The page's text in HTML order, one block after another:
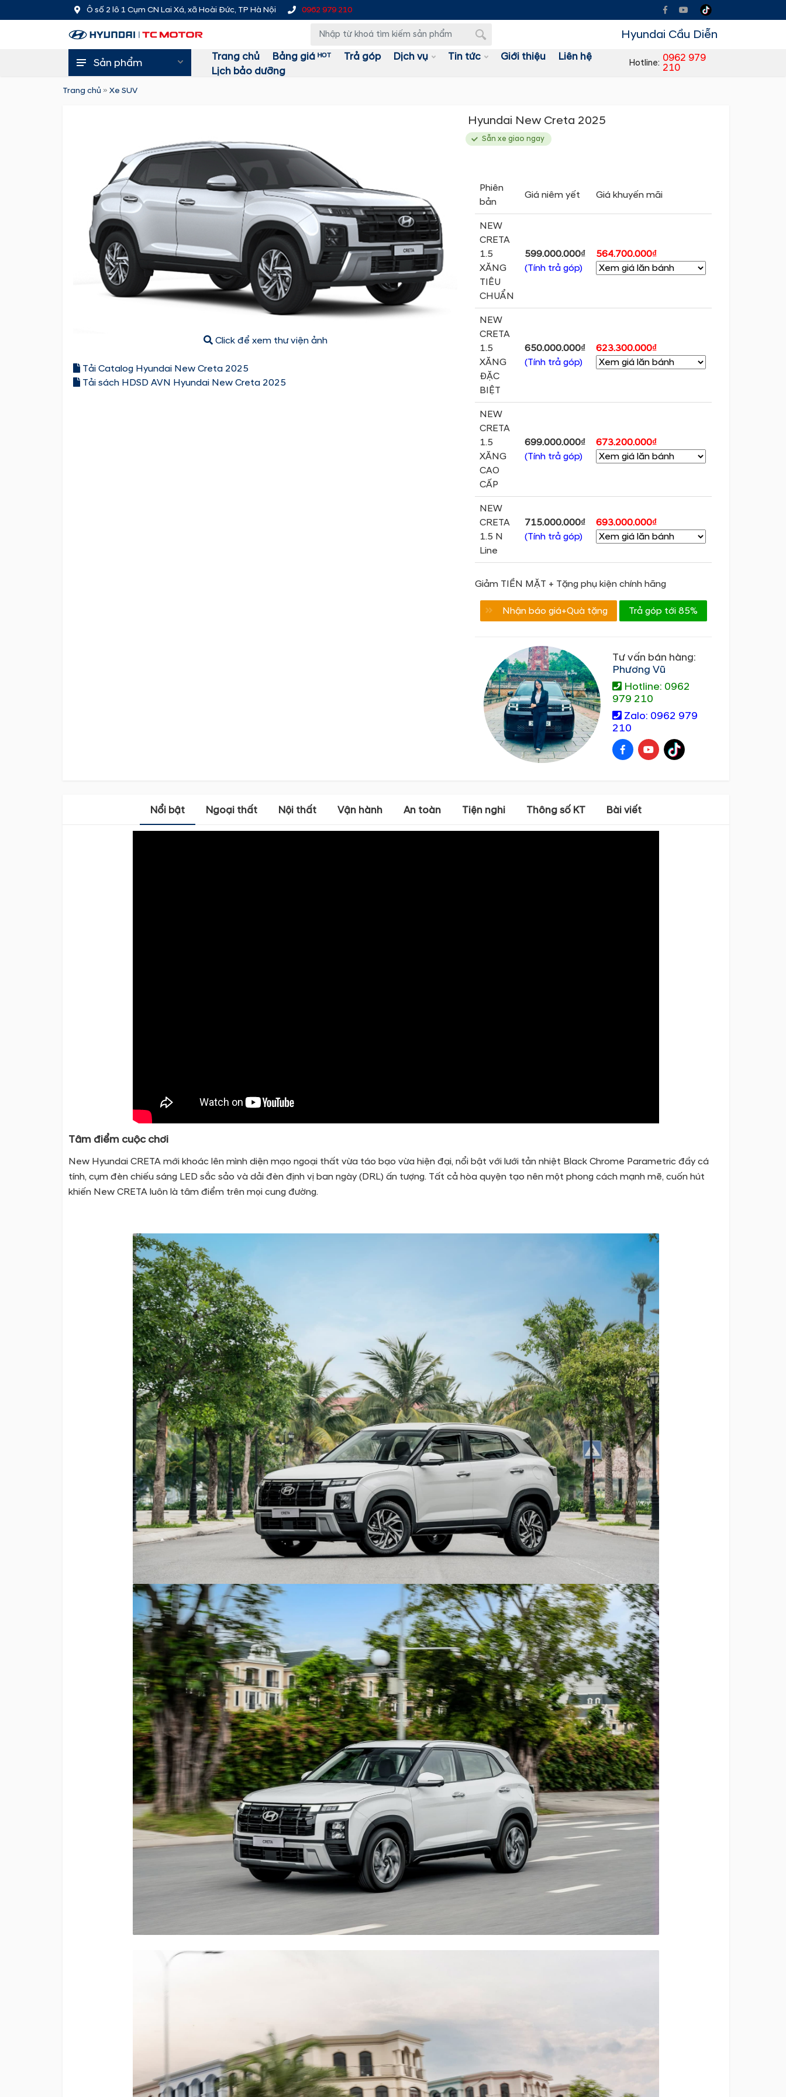
Ô số 2 lô 1 Cụm CN Lai Xá, xã Hoài Đức, TP Hà Nội 0962 979 210
Sản phẩm Trang chủ Bảng giá ᴴᴼᵀ Trả góp Dịch vụ Tin tức Giới thiệu
Liên hệ
Lịch bảo dưỡng
Hotline: 0962 979
210
Hyundai Cầu Diễn
Trang chủ » Xe SUV
Click để xem thư viện ảnh
Tải Catalog Hyundai New Creta 2025
Tải sách HDSD AVN Hyundai New Creta 2025
Hyundai New Creta 2025
Sẵn xe giao ngay
Phiên
bản
Giá niêm yết Giá khuyến mãi
NEW
CRETA
1.5
XĂNG
TIÊU
CHUẨN
599.000.000₫
(Tính trả góp)
564.700.000₫
NEW
CRETA
1.5
XĂNG
ĐẶC
BIỆT
650.000.000₫
(Tính trả góp)
623.300.000₫
NEW
CRETA
1.5
XĂNG
CAO
CẤP
699.000.000₫
(Tính trả góp)
673.200.000₫
NEW
CRETA
1.5 N
Line
715.000.000₫
(Tính trả góp)
693.000.000₫
Giảm TIỀN MẶT + Tặng phụ kiện chính hãng
Nhận báo giá+Quà tặng Trả góp tới 85%
Tư vấn bán hàng:
Phương Vũ
Hotline: 0962
979 210
Zalo: 0962 979
210
Nổi bật Ngoại thất Nội thất Vận hành An toàn Tiện nghi Thông số KT Bài viết
Tâm điểm cuộc chơi
New Hyundai CRETA mới khoác lên mình diện mạo ngoại thất vừa táo bạo vừa hiện đại, nổi bật với lưới tản nhiệt Black Chrome Parametric đầy cá
tính, cụm đèn chiếu sáng LED sắc sảo và dải đèn định vị ban ngày (DRL) ấn tượng. Tất cả hòa quyện tạo nên một phong cách mạnh mẽ, cuốn hút
khiến New CRETA luôn là tâm điểm trên mọi cung đường.